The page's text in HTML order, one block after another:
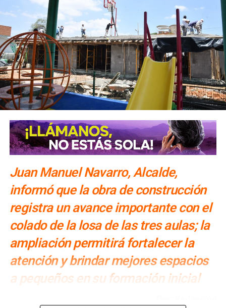
También lee: Galindo entrega rehabilitación de drenaje en
calle 5 de Mayo
ARTÍCULOS RELACIONADOS:
FALLA EN EL REALITO
ORGANISMO INTERMUNICIPAL DE AGUA POTABLE
ALCANTARILLADO Y SANEAMIENTO (INTERAPAS)
SIGUIENTE
Interapas renueva drenaje y repara socavones en la
zona metropolitana
NO TE PIERDAS
Soledad estrena parque lineal más grande de México
Juan Manuel Navarro, Alcalde,
informó que la obra de construcción
registra un avance importante con el
colado de la losa de las tres aulas; la
ampliación permitirá fortalecer la
atención y brindar mejores espacios
a pequeños en su formación inicial